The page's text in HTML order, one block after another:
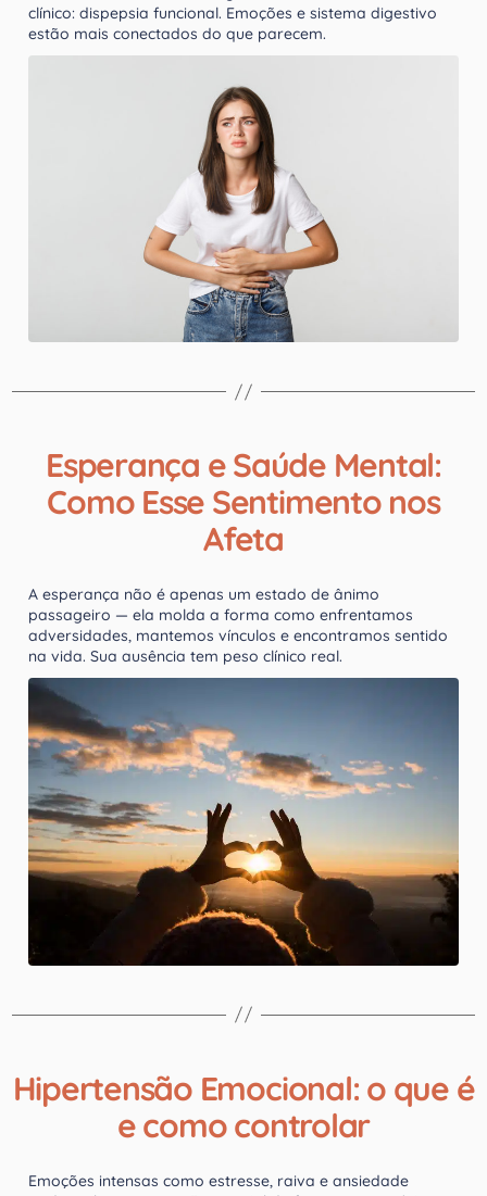
clínico: dispepsia funcional. Emoções e sistema digestivo
estão mais conectados do que parecem.
Esperança e Saúde Mental:
Como Esse Sentimento nos
Afeta
A esperança não é apenas um estado de ânimo
passageiro — ela molda a forma como enfrentamos
adversidades, mantemos vínculos e encontramos sentido
na vida. Sua ausência tem peso clínico real.
Hipertensão Emocional: o que é
e como controlar
Emoções intensas como estresse, raiva e ansiedade